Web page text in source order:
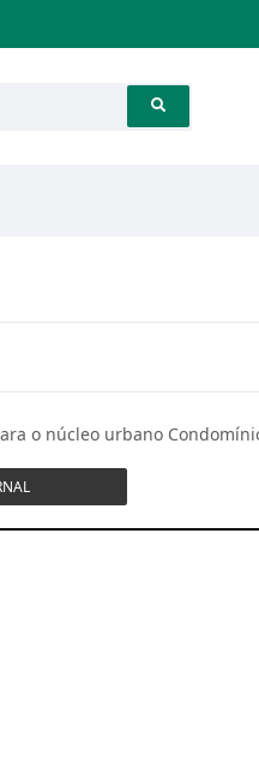
o núcleo urbano